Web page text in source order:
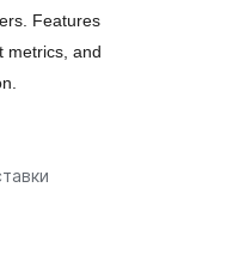
Features
metrics, and